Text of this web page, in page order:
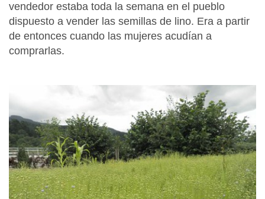
vendedor estaba toda la semana en el pueblo
dispuesto a vender las semillas de lino. Era a partir
de entonces cuando las mujeres acudían a
comprarlas.